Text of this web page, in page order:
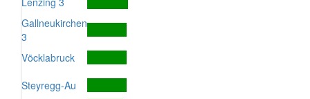
Gallneukirchen
3
Vöcklabruck
Steyregg-Au